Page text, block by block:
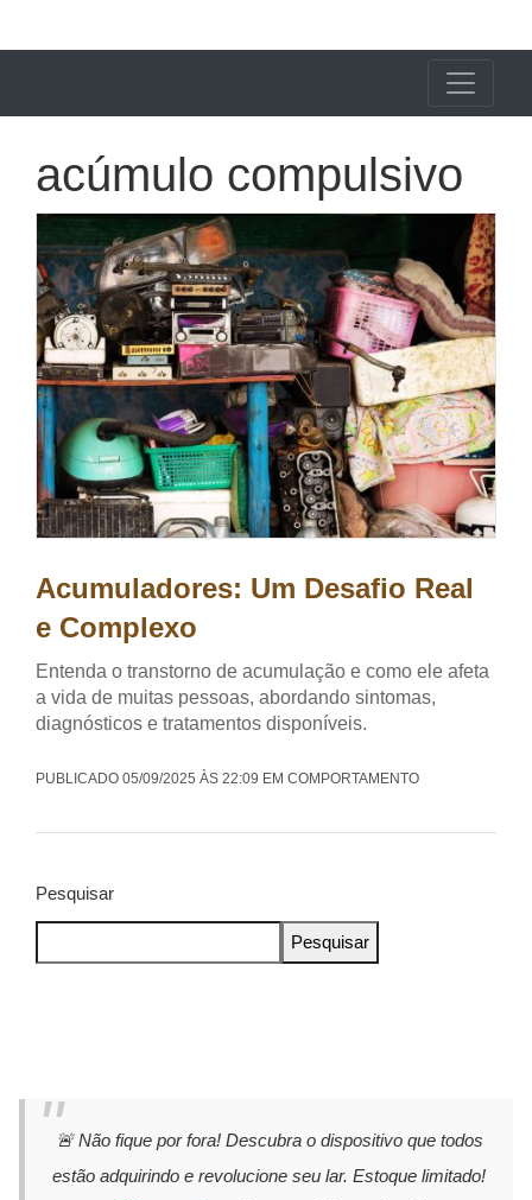
acúmulo compulsivo
Acumuladores: Um Desafio Real
e Complexo
Entenda o transtorno de acumulação e como ele afeta
a vida de muitas pessoas, abordando sintomas,
diagnósticos e tratamentos disponíveis.
PUBLICADO 05/09/2025 ÀS 22:09 EM COMPORTAMENTO
Pesquisar
Pesquisar
🚨 Não fique por fora! Descubra o dispositivo que todos
estão adquirindo e revolucione seu lar. Estoque limitado!